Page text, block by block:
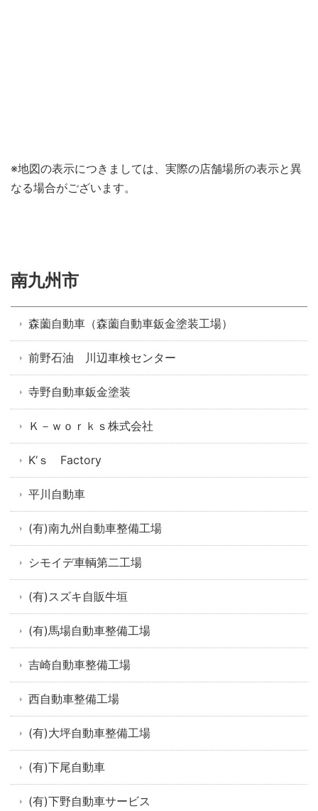
※地図の表示につきましては、実際の店舗場所の表示と異
なる場合がございます。
南九州市
森薗自動車（森薗自動車鈑金塗装工場）
前野石油 川辺車検センター
寺野自動車鈑金塗装
Ｋ－ｗｏｒｋｓ株式会社
K‘ｓ Factory
平川自動車
(有)南九州自動車整備工場
シモイデ車輌第二工場
(有)スズキ自販牛垣
(有)馬場自動車整備工場
吉崎自動車整備工場
西自動車整備工場
(有)大坪自動車整備工場
(有)下尾自動車
(有)下野自動車サービス